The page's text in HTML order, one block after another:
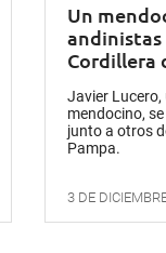
Un
andinistas
Cordillera
Javier
mendocino,
junto a otros
Pampa.
3 DE